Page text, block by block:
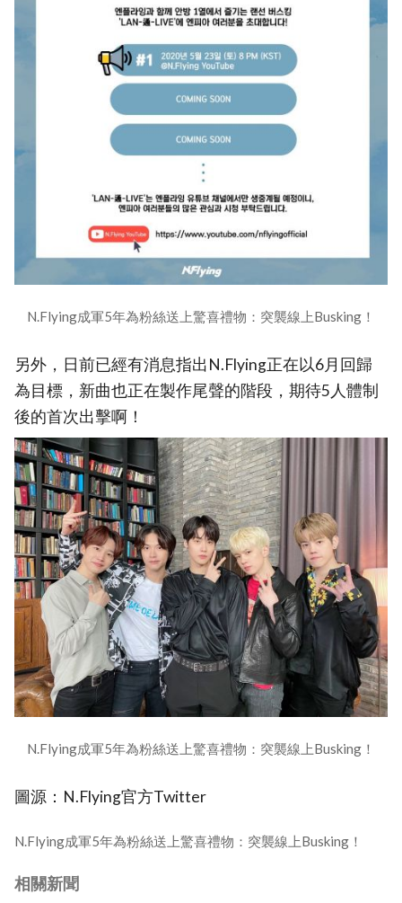
N.Flying成軍5年為粉絲送上驚喜禮物：突襲線上Busking！
另外，日前已經有消息指出N.Flying正在以6月回歸
為目標，新曲也正在製作尾聲的階段，期待5人體制
後的首次出擊啊！
N.Flying成軍5年為粉絲送上驚喜禮物：突襲線上Busking！
圖源：N.Flying官方Twitter
N.Flying成軍5年為粉絲送上驚喜禮物：突襲線上Busking！
相關新聞